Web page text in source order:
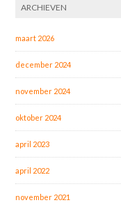
ARCHIEVEN
maart 2026
december 2024
november 2024
oktober 2024
april 2023
april 2022
november 2021